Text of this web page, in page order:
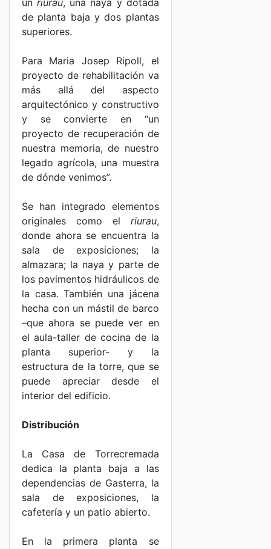
unriurau, una naya y dotada
de planta baja y dos plantas
superiores.
Para Maria Josep Ripoll, el
proyecto de rehabilitación va
más allá del aspecto
arquitectónico y constructivo
y se convierte en “un
proyecto de recuperación de
nuestra memoria, de nuestro
legado agrícola, una muestra
de dónde venimos”.
Se han integrado elementos
originales como el riurau,
donde ahora se encuentra la
sala de exposiciones; la
almazara; la naya y parte de
los pavimentos hidráulicos de
la casa. También una jácena
hecha con un mástil de barco
–que ahora se puede ver en
el aula-taller de cocina de la
planta superior- y la
estructura de la torre, que se
puede apreciar desde el
interior del edificio.
Distribución
La Casa de Torrecremada
dedica la planta baja a las
dependencias de Gasterra, la
sala de exposiciones, la
cafetería y un patio abierto.
En la primera planta se